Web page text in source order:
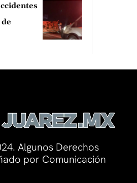
Algunos Derechos
por Comunicación